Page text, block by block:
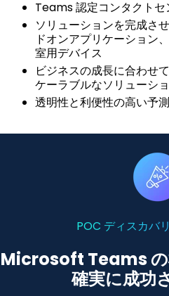
Teams 認定コンタクトセ
ソリューションを完成さ
ドオンアプリケーション
室用デバイス
ビジネスの成長に合わせ
ケーラブルなソリューシ
透明性と利便性の高い予
POC ディスカバ
Microsoft Teams の
確実に成功